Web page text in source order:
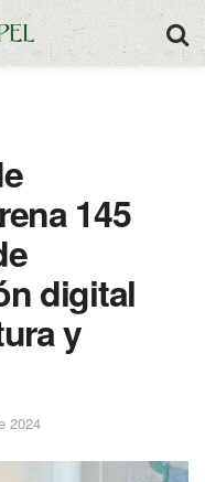
145
digital
y
2024